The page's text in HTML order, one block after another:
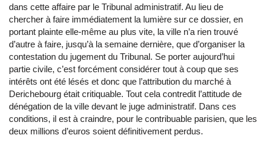
dans cette affaire par le Tribunal administratif. Au lieu de
chercher à faire immédiatement la lumière sur ce dossier, en
portant plainte elle-même au plus vite, la ville n’a rien trouvé
d’autre à faire, jusqu’à la semaine dernière, que d’organiser la
contestation du jugement du Tribunal. Se porter aujourd’hui
partie civile, c’est forcément considérer tout à coup que ses
intérêts ont été lésés et donc que l’attribution du marché à
Derichebourg était critiquable. Tout cela contredit l’attitude de
dénégation de la ville devant le juge administratif. Dans ces
conditions, il est à craindre, pour le contribuable parisien, que les
deux millions d’euros soient définitivement perdus.